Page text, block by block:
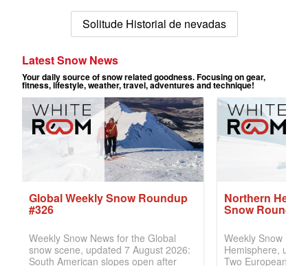
Solitude Historial de nevadas